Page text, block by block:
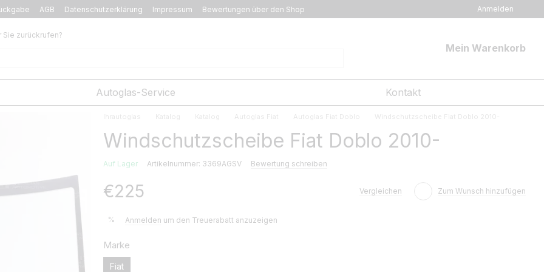
AGB Datenschutzerklärung Impressum Bewertungen über den Shop Anmelden
Sie zurückrufen?
Mein Warenkorb
Autoglas-Service Kontakt
Ihrautoglas Katalog Katalog Autoglas Fiat Autoglas Fiat Doblo Windschutzscheibe Fiat Doblo 2010-
Windschutzscheibe Fiat Doblo 2010-
Auf Lager Artikelnummer: 3369AGSV Bewertung schreiben
€225 Vergleichen Zum Wunsch hinzufügen
% Anmelden um den Treuerabatt anzuzeigen
Marke
Fiat